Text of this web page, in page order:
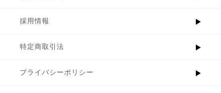
採用情報
特定商取引法
プライバシーポリシー